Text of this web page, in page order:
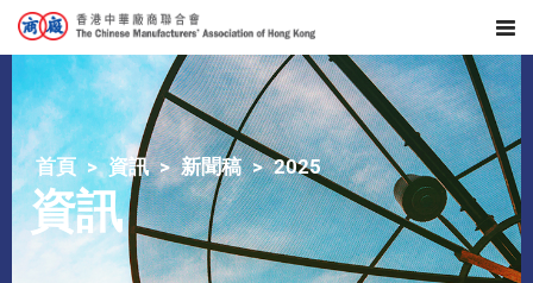
首頁 資訊 新聞稿 2025
資訊